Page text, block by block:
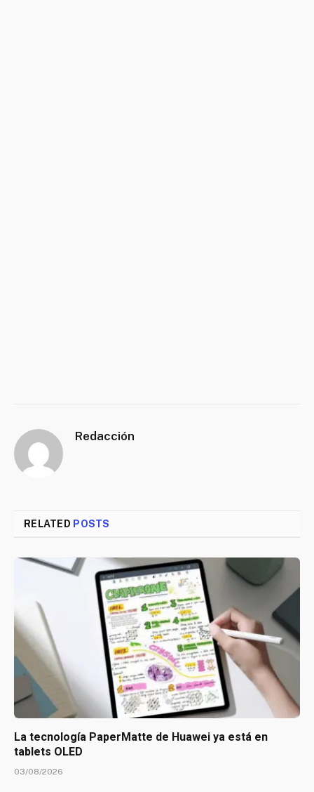
Redacción
RELATED POSTS
La tecnología PaperMatte de Huawei ya está en
tablets OLED
03/08/2026